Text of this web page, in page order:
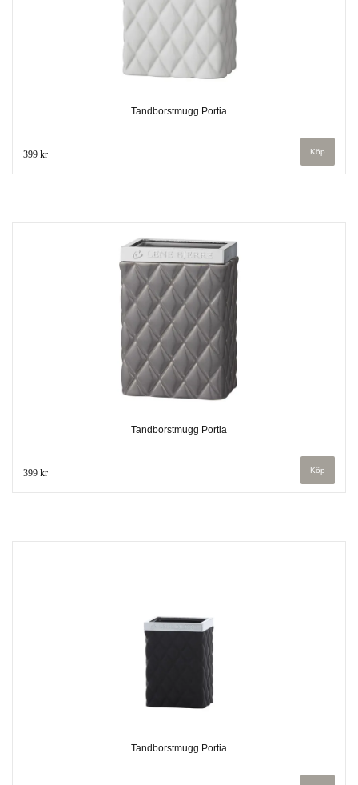
Tandborstmugg Portia
399 kr
Tandborstmugg Portia
399 kr
Tandborstmugg Portia